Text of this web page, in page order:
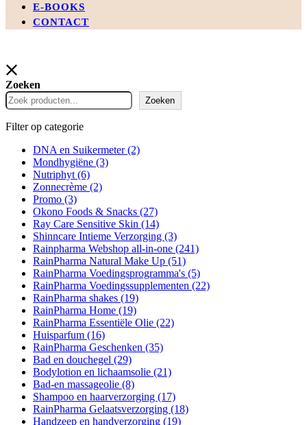
E-BOOKS
CONTACT
Zoeken
Zoeken
Filter op categorie
DNA en Suikermeter(2)
Mondhygiëne (3)
Nutriphyt (6)
Zonnecrème (2)
Promo (3)
Okono Foods & Snacks (27)
Ray Care Sensitive Skin (14)
Shinncare Intieme Verzorging (3)
Rainpharma Webshop all-in-one (241)
RainPharma Natural Make Up (51)
RainPharma Voedingsprogramma's (5)
RainPharma Voedingssupplementen (22)
RainPharma shakes (19)
RainPharma Home (19)
RainPharma Essentiële Olie (22)
Huisparfum (16)
RainPharma Geschenken (35)
Bad en douchegel (29)
Bodylotion en lichaamsolie (21)
Bad-en massageolie (8)
Shampoo en haarverzorging (17)
RainPharma Gelaatsverzorging (18)
Handzeep en handverzorging (19)